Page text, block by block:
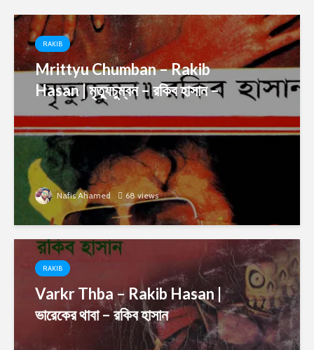
RAKIB
Mrittyu Chumban – Rakib
Hasan | মৃত্যুচুম্বন – রকিব হাসান –
Nafis Ahamed 68 views
RAKIB
Varkr Thba – Rakib Hasan |
ভারেকের থাবা – রকিব হাসান